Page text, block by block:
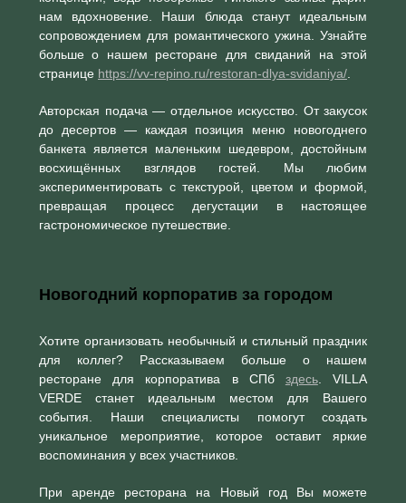
нам вдохновение. Наши блюда станут идеальным
сопровождением для романтического ужина. Узнайте
больше о нашем ресторане для свиданий на этой
странице https://vv-repino.ru/restoran-dlya-svidaniya/
Авторская подача — отдельное искусство. От закусок
до десертов — каждая позиция меню новогоднего
банкета является маленьким шедевром, достойным
восхищённых взглядов гостей. Мы любим
экспериментировать с текстурой, цветом и формой,
превращая процесс дегустации в настоящее
гастрономическое путешествие.
Новогодний корпоратив за городом
Хотите организовать необычный и стильный праздник
для коллег? Рассказываем больше о нашем
ресторане для корпоратива в СПб здесь. VILLA
VERDE станет идеальным местом для Вашего
события. Наши специалисты помогут создать
уникальное мероприятие, которое оставит яркие
воспоминания у всех участников.
При аренде ресторана на Новый год Вы можете